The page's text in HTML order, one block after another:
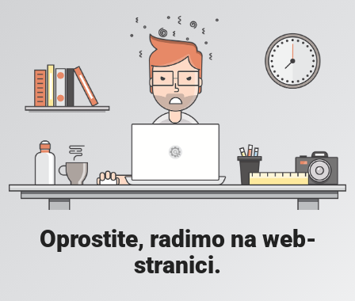
Oprostite, radimo na web-
stranici.